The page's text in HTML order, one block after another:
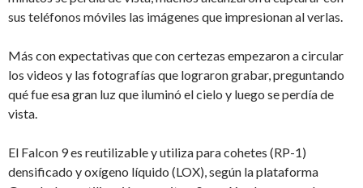
sus teléfonos móviles las imágenes que impresionan al verlas.
Más con expectativas que con certezas empezaron a circular
los videos y las fotografías que lograron grabar, preguntando
qué fue esa gran luz que iluminó el cielo y luego se perdía de
vista.
El Falcon 9 es reutilizable y utiliza para cohetes (RP-1)
densificado y oxígeno líquido (LOX), según la plataforma